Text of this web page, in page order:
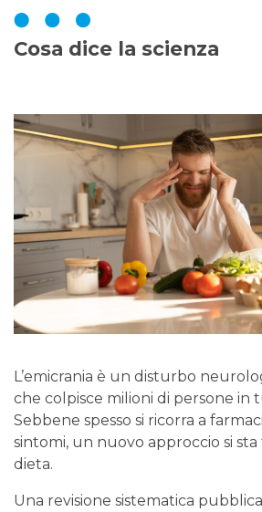
Cosa dice la scienza
L’emicrania è un disturbo
che colpisce milioni di persone in
Sebbene spesso si ricorra a
sintomi, un nuovo approccio si sta
dieta.
Una revisione sistematica